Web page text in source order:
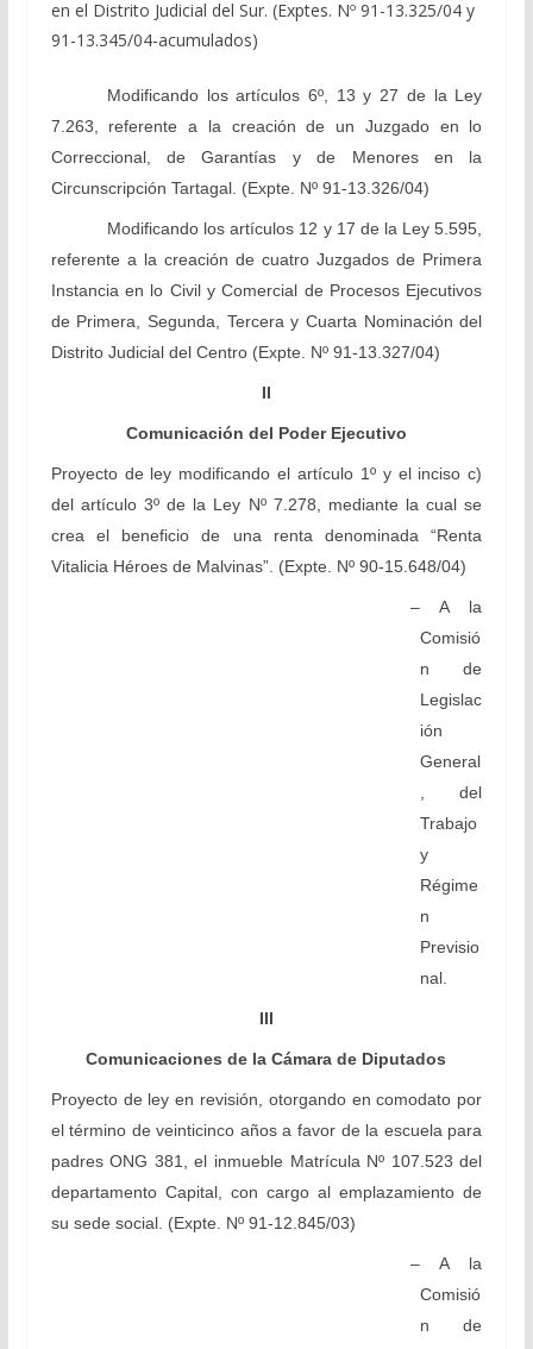
en el Distrito Judicial del Sur. (Exptes. Nº 91-13.325/04 y
91-13.345/04-acumulados)
Modificando los artículos 6º, 13 y 27 de la Ley
7.263, referente a la creación de un Juzgado en lo
Correccional, de Garantías y de Menores en la
Circunscripción Tartagal. (Expte. Nº 91-13.326/04)
Modificando los artículos 12 y 17 de la Ley 5.595,
referente a la creación de cuatro Juzgados de Primera
Instancia en lo Civil y Comercial de Procesos Ejecutivos
de Primera, Segunda, Tercera y Cuarta Nominación del
Distrito Judicial del Centro (Expte. Nº 91-13.327/04)
II
Comunicación del Poder Ejecutivo
Proyecto de ley modificando el artículo 1º y el inciso c)
del artículo 3º de la Ley Nº 7.278, mediante la cual se
crea el beneficio de una renta denominada “Renta
Vitalicia Héroes de Malvinas”. (Expte. Nº 90-15.648/04)
– A la
Comisió
n de
Legislac
ión
General
, del
Trabajo
y
Régime
n
Previsio
nal.
III
Comunicaciones de la Cámara de Diputados
Proyecto de ley en revisión, otorgando en comodato por
el término de veinticinco años a favor de la escuela para
padres ONG 381, el inmueble Matrícula Nº 107.523 del
departamento Capital, con cargo al emplazamiento de
su sede social. (Expte. Nº 91-12.845/03)
– A la
Comisió
n de